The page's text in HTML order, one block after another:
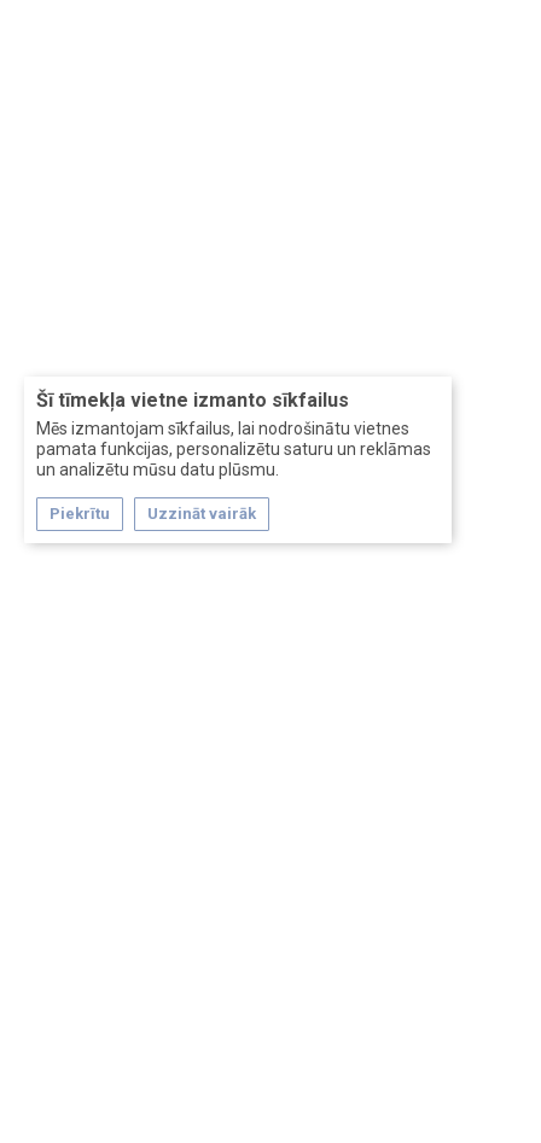
Šī tīmekļa vietne izmanto sīkfailus
Mēs izmantojam sīkfailus, lai nodrošinātu vietnes
pamata funkcijas, personalizētu saturu un reklāmas
un analizētu mūsu datu plūsmu.
Piekrītu Uzzināt vairāk